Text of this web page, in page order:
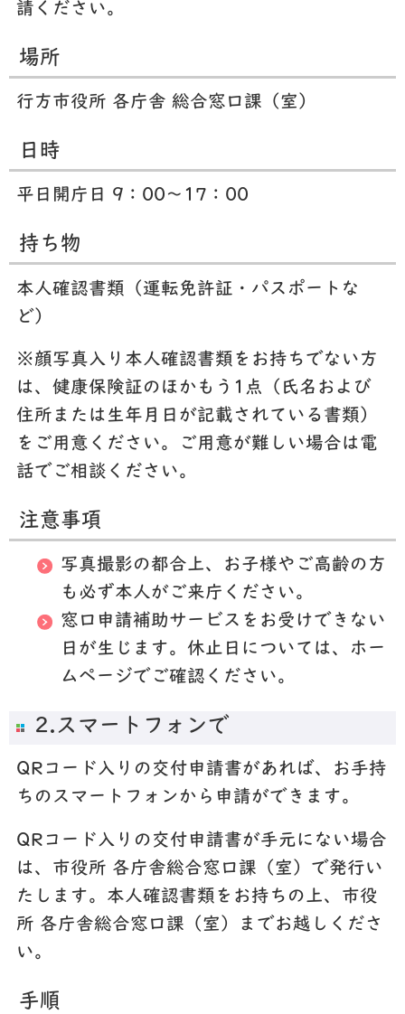
請ください。
場所
行方市役所 各庁舎 総合窓口課（室）
日時
平日開庁日 9：00～17：00
持ち物
本人確認書類（運転免許証・パスポートな
ど）
※顔写真入り本人確認書類をお持ちでない方
は、健康保険証のほかもう1点（氏名および
住所または生年月日が記載されている書類）
をご用意ください。ご用意が難しい場合は電
話でご相談ください。
注意事項
写真撮影の都合上、お子様やご高齢の方
も必ず本人がご来庁ください。
窓口申請補助サービスをお受けできない
日が生じます。休止日については、ホー
ムページでご確認ください。
2.スマートフォンで
QRコード入りの交付申請書があれば、お手持
ちのスマートフォンから申請ができます。
QRコード入りの交付申請書が手元にない場合
は、市役所 各庁舎総合窓口課（室）で発行い
たします。本人確認書類をお持ちの上、市役
所 各庁舎総合窓口課（室）までお越しくださ
い。
手順